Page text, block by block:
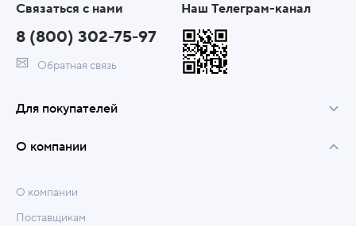
Связаться с нами
8 (800) 302-75-97
Обратная связь
Наш Телеграм-канал
Для покупателей
О компании
О компании
Поставщикам